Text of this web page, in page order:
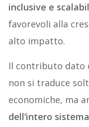
inclusive e
favorevoli alla
alto impatto.
Il contributo dato
non si traduce
economiche, ma
dell’intero